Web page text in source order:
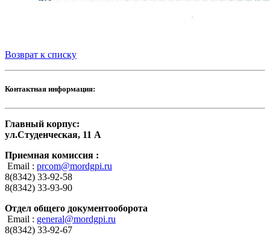
Возврат к списку
Контактная информация:
Главный корпус:
ул.Студенческая, 11 А
Приемная комиссия :
Email : prcom@mordgpi.ru
8(8342) 33-92-58
8(8342) 33-93-90
Отдел общего документооборота
Email : general@mordgpi.ru
8(8342) 33-92-67